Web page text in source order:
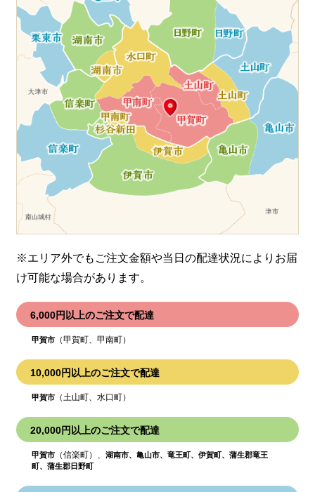
※エリア外でもご注文金額や当日の配達状況により お届
け可能な場合があります。
6,000円以上のご注文で配達
甲賀市 （甲賀町、甲南町）
10,000円以上のご注文で配達
甲賀市 （土山町、水口町）
20,000円以上のご注文で配達
甲賀市 （信楽町）、湖南市、亀山市、竜王町、伊賀町、蒲生郡竜王
町、蒲生郡日野町